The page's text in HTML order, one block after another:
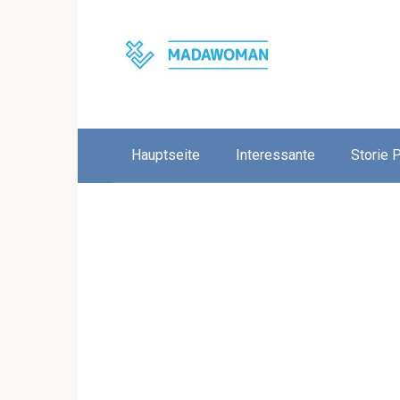
Hauptseite Interessante Storie